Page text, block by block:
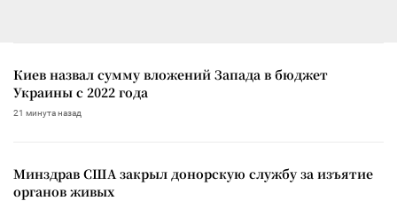
Киев назвал сумму вложений Запада в бюджет
Украины с 2022 года
21 минута назад
Минздрав США закрыл донорскую службу за изъятие
органов живых